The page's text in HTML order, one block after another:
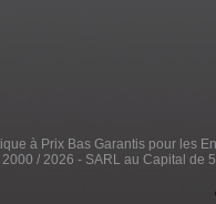
à Prix Bas Garantis pour les
/ 2026 - SARL au Capital de